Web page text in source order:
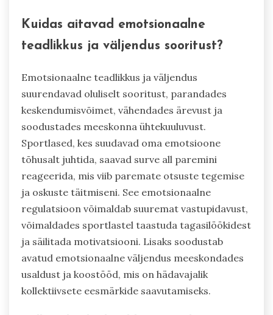
Kuidas aitavad emotsionaalne
teadlikkus ja väljendus sooritust?
Emotsionaalne teadlikkus ja väljendus
suurendavad oluliselt sooritust, parandades
keskendumisvõimet, vähendades ärevust ja
soodustades meeskonna ühtekuuluvust.
Sportlased, kes suudavad oma emotsioone
tõhusalt juhtida, saavad surve all paremini
reageerida, mis viib paremate otsuste tegemise
ja oskuste täitmiseni. See emotsionaalne
regulatsioon võimaldab suuremat vastupidavust,
võimaldades sportlastel taastuda tagasilöökidest
ja säilitada motivatsiooni. Lisaks soodustab
avatud emotsionaalne väljendus meeskondades
usaldust ja koostööd, mis on hädavajalik
kollektiivsete eesmärkide saavutamiseks.